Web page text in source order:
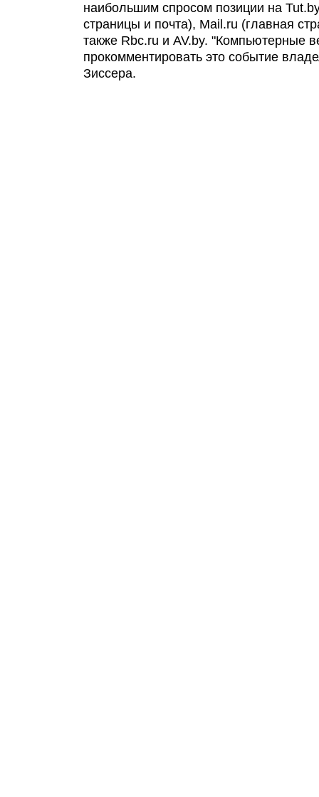
наибольшим спросом позиции на
страницы и почта), Mail.ru (главная
также Rbc.ru и AV.by. "Компьютерные
прокомментировать это событие
Зиссера.